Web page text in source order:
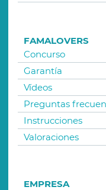
FAMALOVERS
Concurso
Garantía
Vídeos
Preguntas
Instrucciones
Valoraciones
EMPRESA